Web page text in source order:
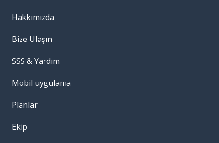
Hakkımızda
Bize Ulaşın
SSS & Yardım
Mobil uygulama
Planlar
Ekip